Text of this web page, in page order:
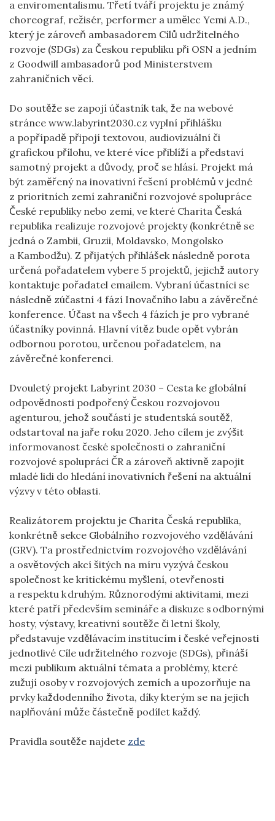
a enviromentalismu. Třetí tváří projektu je známý
choreograf, režisér, performer a umělec Yemi A.D.,
který je zároveň ambasadorem Cílů udržitelného
rozvoje (SDGs) za Českou republiku při OSN a jedním
z Goodwill ambasadorů pod Ministerstvem
zahraničních věcí.
Do soutěže se zapojí účastník tak, že na webové
stránce www.labyrint2030.cz vyplní přihlášku
a popřípadě připojí textovou, audiovizuální či
grafickou přílohu, ve které více přiblíží a představí
samotný projekt a důvody, proč se hlásí. Projekt má
být zaměřený na inovativní řešení problémů v jedné
z prioritních zemí zahraniční rozvojové spolupráce
České republiky nebo zemi, ve které Charita Česká
republika realizuje rozvojové projekty (konkrétně se
jedná o Zambii, Gruzii, Moldavsko, Mongolsko
a Kambodžu). Z přijatých přihlášek následně porota
určená pořadatelem vybere 5 projektů, jejichž autory
kontaktuje pořadatel emailem. Vybraní účastníci se
následně zúčastní 4 fází Inovačního labu a závěrečné
konference. Účast na všech 4 fázích je pro vybrané
účastníky povinná. Hlavní vítěz bude opět vybrán
odbornou porotou, určenou pořadatelem, na
závěrečné konferenci.
Dvouletý projekt Labyrint 2030 – Cesta ke globální
odpovědnosti podpořený Českou rozvojovou
agenturou, jehož součástí je studentská soutěž,
odstartoval na jaře roku 2020. Jeho cílem je zvýšit
informovanost české společnosti o zahraniční
rozvojové spolupráci ČR a zároveň aktivně zapojit
mladé lidi do hledání inovativních řešení na aktuální
výzvy v této oblasti.
Realizátorem projektu je Charita Česká republika,
konkrétně sekce Globálního rozvojového vzdělávání
(GRV). Ta prostřednictvím rozvojového vzdělávání
a osvětových akcí šitých na míru vyzývá českou
společnost ke kritickému myšlení, otevřenosti
a respektu k druhým. Různorodými aktivitami, mezi
které patří především semináře a diskuze s odbornými
hosty, výstavy, kreativní soutěže či letní školy,
představuje vzdělávacím institucím i české veřejnosti
jednotlivé Cíle udržitelného rozvoje (SDGs), přináší
mezi publikum aktuální témata a problémy, které
zužují osoby v rozvojových zemích a upozorňuje na
prvky každodenního života, díky kterým se na jejich
naplňování může částečně podílet každý.
Pravidla soutěže najdete zde